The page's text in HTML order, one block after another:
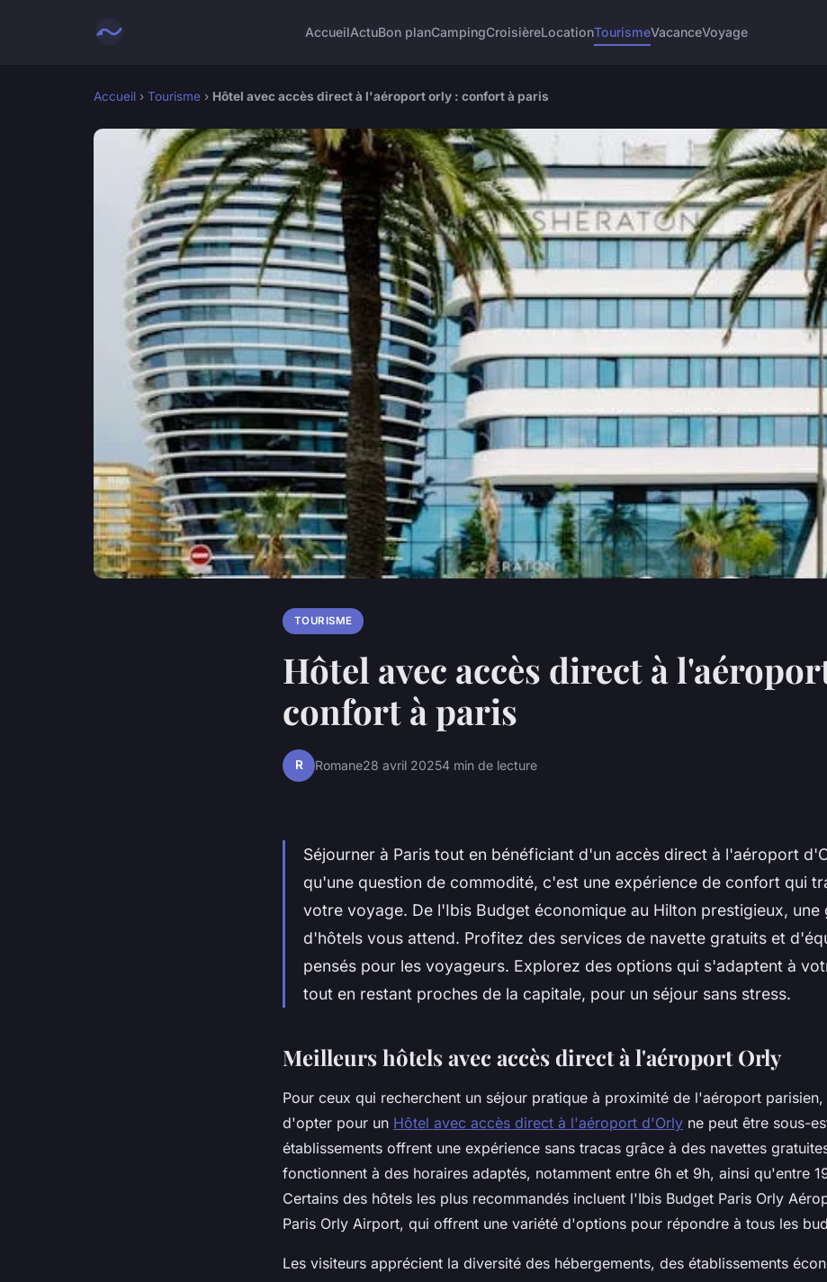
AccueilActuBon planCampingCroisièreLocationTourismeVacanceVoyage
Accueil › Tourisme › Hôtel avec accès direct à l'aéroport orly : confort à paris
TOURISME
Hôtel avec accès direct à
confort à paris
R Romane28 avril 20254 min de lecture
Séjourner à Paris tout en bénéficiant d'un accès direct à l'aéroport
qu'une question de commodité, c'est une expérience de confort qui
votre voyage. De l'Ibis Budget économique au Hilton prestigieux, une
d'hôtels vous attend. Profitez des services de navette gratuits et
pensés pour les voyageurs. Explorez des options qui s'adaptent à
tout en restant proches de la capitale, pour un séjour sans stress.
Meilleurs hôtels avec accès direct à l'aéroport Orly
Pour ceux qui recherchent un séjour pratique à proximité de l'aéroport
d'opter pour un Hôtel avec accès direct à l'aéroport d'Orly ne peut être sous-
établissements offrent une expérience sans tracas grâce à des navettes
fonctionnent à des horaires adaptés, notamment entre 6h et 9h, ainsi qu'entre
Certains des hôtels les plus recommandés incluent l'Ibis Budget Paris Orly
Paris Orly Airport, qui offrent une variété d'options pour répondre à tous les
Les visiteurs apprécient la diversité des hébergements, des établissements